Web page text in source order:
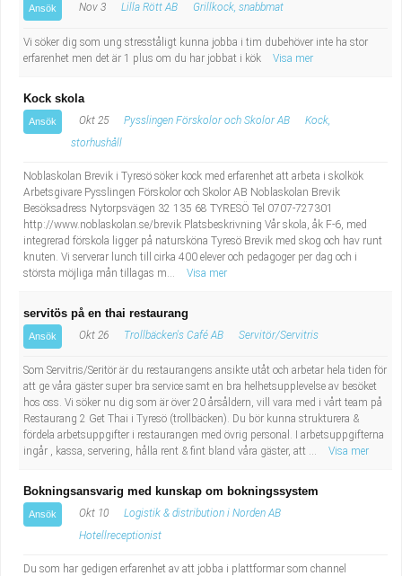
Ansök Nov 3 Lilla Rött AB Grillkock, snabbmat
Vi söker dig som ung stresståligt kunna jobba i tim dubehöver inte ha stor
erfarenhet men det är 1 plus om du har jobbat i kök
Visa mer
Kock skola
Ansök Okt 25 Pysslingen Förskolor och Skolor AB
Kock,
storhushåll
Noblaskolan Brevik i Tyresö söker kock med erfarenhet att arbeta i skolkök
Arbetsgivare Pysslingen Förskolor och Skolor AB Noblaskolan Brevik
Besöksadress Nytorpsvägen 32 135 68 TYRESÖ Tel 0707-727301
http://www.noblaskolan.se/brevik Platsbeskrivning Vår skola, åk F-6, med
integrerad förskola ligger på natursköna Tyresö Brevik med skog och hav runt
knuten. Vi serverar lunch till cirka 400 elever och pedagoger per dag och i
största möjliga mån tillagas m...
Visa mer
servitös på en thai restaurang
Ansök Okt 26 Trollbäcken's Café AB Servitör/Servitris
Som Servitris/Seritör är du restaurangens ansikte utåt och arbetar hela tiden för
att ge våra gäster super bra service samt en bra helhetsupplevelse av besöket
hos oss. Vi söker nu dig som är över 20 årsåldern, vill vara med i vårt team på
Restaurang 2 Get Thai i Tyresö (trollbäcken). Du bör kunna strukturera &
fördela arbetsuppgifter i restaurangen med övrig personal. I arbetsuppgifterna
ingår , kassa, servering, hålla rent & fint bland våra gäster, att ...
Visa mer
Bokningsansvarig med kunskap om bokningssystem
Ansök Okt 10
Logistik & distribution i Norden AB
Hotellreceptionist
Du som har gedigen erfarenhet av att jobba i plattformar som channel